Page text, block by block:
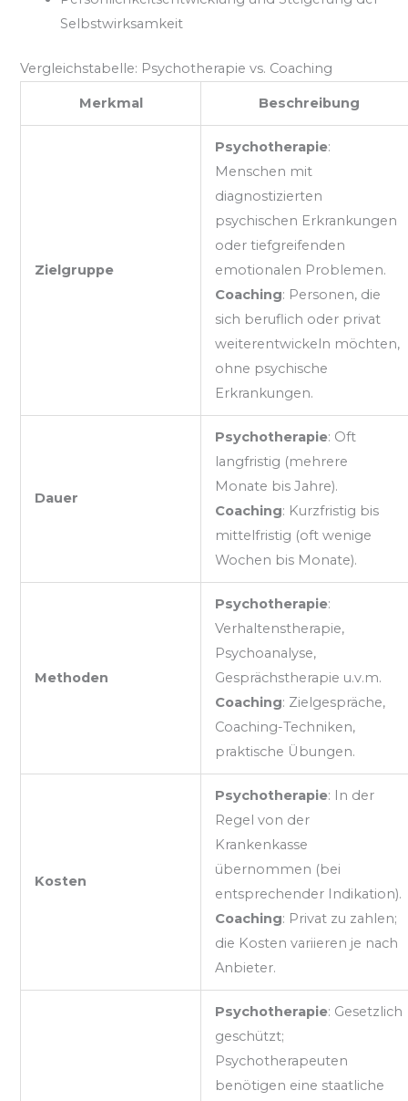
Selbstwirksamkeit
Vergleichstabelle: Psychotherapie vs. Coaching
Merkmal Beschreibung
Zielgruppe
Psychotherapie:
Menschen mit
diagnostizierten
psychischen Erkrankungen
oder tiefgreifenden
emotionalen Problemen.
Coaching: Personen, die
sich beruflich oder privat
weiterentwickeln möchten,
ohne psychische
Erkrankungen.
Dauer
Psychotherapie: Oft
langfristig (mehrere
Monate bis Jahre).
Coaching: Kurzfristig bis
mittelfristig (oft wenige
Wochen bis Monate).
Methoden
Psychotherapie:
Verhaltenstherapie,
Psychoanalyse,
Gesprächstherapie u.v.m.
Coaching: Zielgespräche,
Coaching-Techniken,
praktische Übungen.
Kosten
Psychotherapie: In der
Regel von der
Krankenkasse
übernommen (bei
entsprechender Indikation).
Coaching: Privat zu zahlen;
die Kosten variieren je nach
Anbieter.
Psychotherapie: Gesetzlich
geschützt;
Psychotherapeuten
benötigen eine staatliche